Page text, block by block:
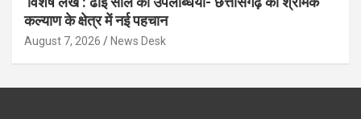
कल्याण के क्षेत्र में नई पहचान
August 7, 2026 News Desk